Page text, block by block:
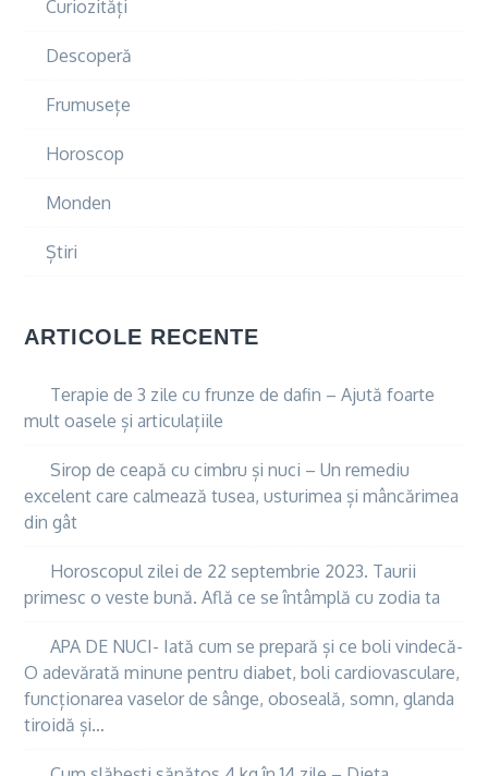
Curiozități
Descoperă
Frumusețe
Horoscop
Monden
Știri
ARTICOLE RECENTE
Terapie de 3 zile cu frunze de dafin – Ajută foarte
mult oasele și articulațiile
Sirop de ceapă cu cimbru și nuci – Un remediu
excelent care calmează tusea, usturimea și mâncărimea
din gât
Horoscopul zilei de 22 septembrie 2023. Taurii
primesc o veste bună. Află ce se întâmplă cu zodia ta
APA DE NUCI- Iată cum se prepară și ce boli vindecă-
O adevărată minune pentru diabet, boli cardiovasculare,
funcționarea vaselor de sânge, oboseală, somn, glanda
tiroidă și…